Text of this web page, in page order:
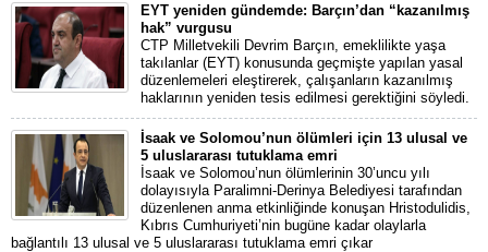
EYT yeniden gündemde: Barçın’dan “kazanılmış
hak” vurgusu
CTP Milletvekili Devrim Barçın, emeklilikte yaşa
takılanlar (EYT) konusunda geçmişte yapılan yasal
düzenlemeleri eleştirerek, çalışanların kazanılmış
haklarının yeniden tesis edilmesi gerektiğini söyledi.
İsaak ve Solomou’nun ölümleri için 13 ulusal ve
5 uluslararası tutuklama emri
İsaak ve Solomou’nun ölümlerinin 30’uncu yılı
dolayısıyla Paralimni-Derinya Belediyesi tarafından
düzenlenen anma etkinliğinde konuşan Hristodulidis,
Kıbrıs Cumhuriyeti’nin bugüne kadar olaylarla
bağlantılı 13 ulusal ve 5 uluslararası tutuklama emri çıkar